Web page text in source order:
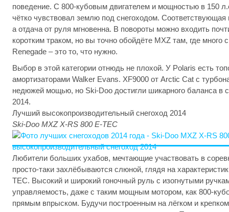
поведение. С 800-кубовым двигателем и мощностью в 150
чётко чувствовал землю под снегоходом. Соответствующая
а отдача от руля мгновенна. В повороты можно входить
коротким траком, но вы точно обойдёте MXZ там, где много
Renegade – это то, что нужно.
Выбор в этой категории отнюдь не плохой. У Polaris есть
амортизаторами Walker Evans. XF9000 от Arctic Cat с
недюжей мощью, но Ski-Doo достигли шикарного баланса в
2014.
Лучший высокопроизводительный снегоход 2014
Ski-Doo MXZ X-RS 800 E-TEC
Любители больших ухабов, мечтающие участвовать в
просто-таки захлёбываются слюной, глядя на
TEC. Высокий и широкий гоночный руль с изогнутыми
управляемость, даже с таким мощным мотором, как 800-
прямым впрыском. Будучи построенным на лёгком и